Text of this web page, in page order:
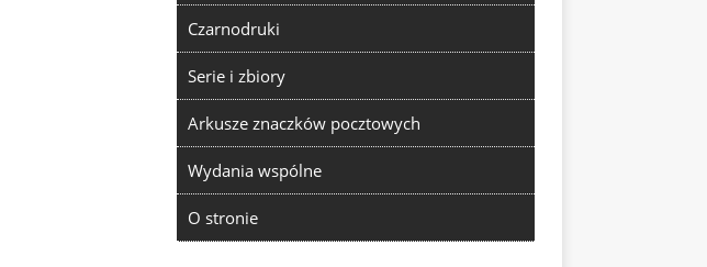
Czarnodruki
Serie i zbiory
Arkusze znaczków pocztowych
Wydania wspólne
O stronie